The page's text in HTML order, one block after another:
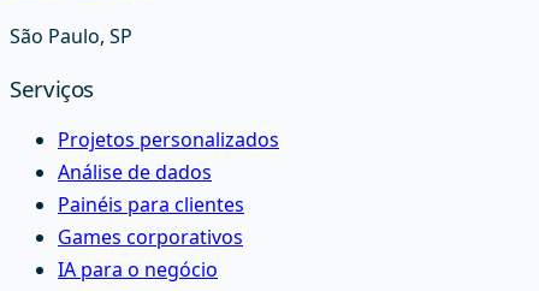
São Paulo, SP
Serviços
Projetos personalizados
Análise de dados
Painéis para clientes
Games corporativos
IA para o negócio